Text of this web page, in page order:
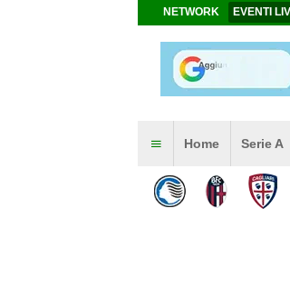
NETWORK EVENTI
Home Serie A